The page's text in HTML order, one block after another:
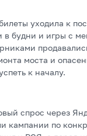
уходила к
в будни и игры с
моста и
к началу.
спрос через
кампании по